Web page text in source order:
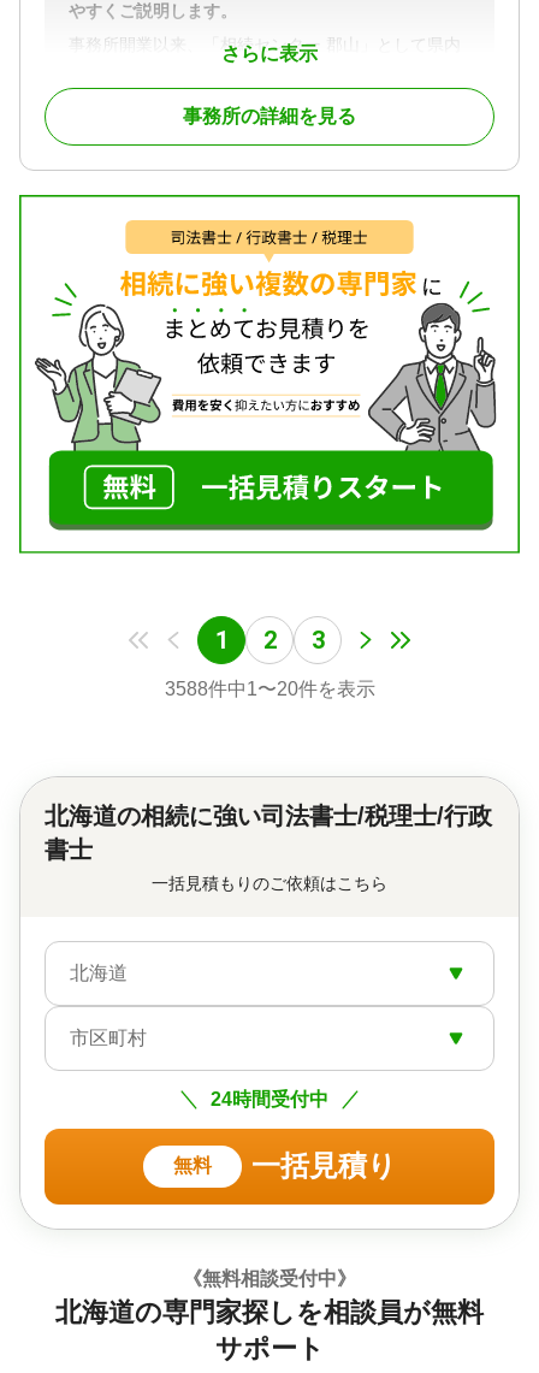
さらに表示
やすくご説明します。
事務所開業以来、「相続センター 郡山」として県内
の様々な相続案件を受任してまいりました。
相続に関わる様々なご心配ごとについて広くご相談
いただけます。
初回のご相談は無料となっておりますので、どうぞ
お気軽にお問い合わせください。
対応地域
郡山市周辺
対応業務
遺言書 / 遺産分割 / 相続財産調査 / 相続登記 / 相続放
棄 / 成年後見 / 家族信託 / 相続手続き / 銀行手続き /
戸籍収集 / 相続人調査 / 生前贈与（不動産名義変更）
対応体制
電話相談可 / 訪問可 / 女性スタッフ対応可 / 土日相談
可 / 初回相談無料 / 18時以降相談可 / オンライン面談
可 / 事務所面談可
事務所の詳細を見る
1 2 3
3588件中1〜20件を表示
北海道の相続に強い司法書士/税理士/行政
書士
一括見積もりのご依頼はこちら
北海道
市区町村
24時間受付中
無料 一括見積り
《無料相談受付中》
北海道の専門家探しを相談員が無料
サポート